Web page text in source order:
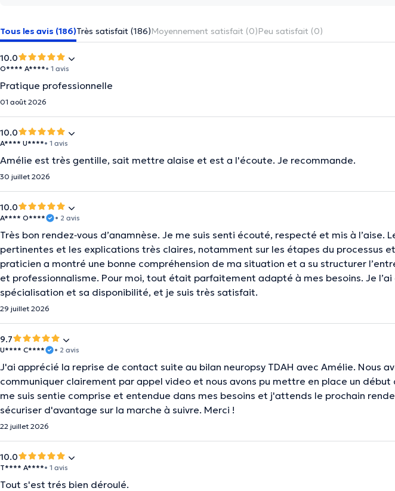
Tous les avis (186)Très satisfait (186)Moyennement satisfait (0)Peu satisfait (0)
10.0
O**** A****• 1 avis
Pratique professionnelle
01 août 2026
10.0
A**** U****• 1 avis
Amélie est très gentille, sait mettre alaise et est a l'écoute. Je recommande.
30 juillet 2026
10.0
A**** O**** • 2 avis
Très bon rendez‑vous d’anamnèse. Je me suis senti écouté, respecté et mis à l’aise.
pertinentes et les explications très claires, notamment sur les étapes du processus et
praticien a montré une bonne compréhension de ma situation et a su structurer
et professionnalisme. Pour moi, tout était parfaitement adapté à mes besoins. Je l’ai
spécialisation et sa disponibilité, et je suis très satisfait.
29 juillet 2026
9.7
U**** C**** • 2 avis
J'ai apprécié la reprise de contact suite au bilan neuropsy TDAH avec Amélie. Nous
communiquer clairement par appel video et nous avons pu mettre en place un
me suis sentie comprise et entendue dans mes besoins et j'attends le prochain
sécuriser d'avantage sur la marche à suivre. Merci !
22 juillet 2026
10.0
T**** A****• 1 avis
Tout s'est trés bien déroulé.